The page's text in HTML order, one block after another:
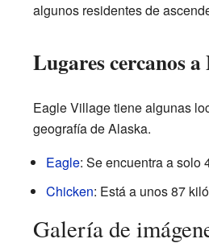
algunos residentes de
Lugares cercanos
Eagle Village tiene algunas
geografía de Alaska.
Eagle: Se encuentra a solo
Chicken: Está a unos 87
Galería de